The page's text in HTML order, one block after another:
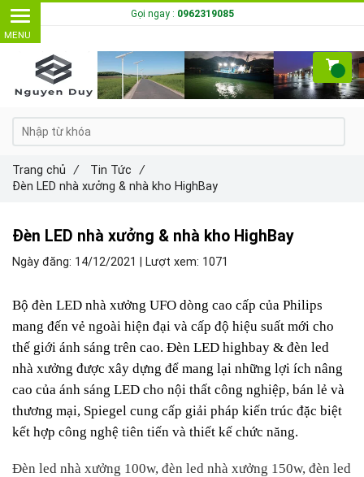
Đèn LED nhà xưởng & nhà kho HighBay
Ngày đăng: 14/12/2021 | Lượt xem: 1071
Bộ đèn LED nhà xưởng UFO dòng cao cấp của Philips
mang đến vẻ ngoài hiện đại và cấp độ hiệu suất mới cho
thế giới ánh sáng trên cao. Đèn LED highbay & đèn led
nhà xưởng được xây dựng để mang lại những lợi ích nâng
cao của ánh sáng LED cho nội thất công nghiệp, bán lẻ và
thương mại, Spiegel cung cấp giải pháp kiến trúc đặc biệt
kết hợp công nghệ tiên tiến và thiết kế chức năng.
Đèn led nhà xưởng 100w, đèn led nhà xưởng 150w, đèn led
Trang chủ / Tin Tức
/
Đèn LED nhà xưởng & nhà kho HighBay
Gọi ngay : 0962319085